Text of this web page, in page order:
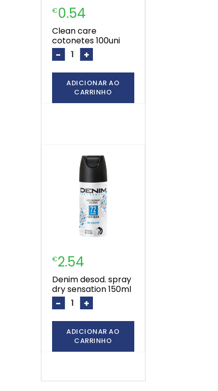
€0.54
clean care
cotonetes 100uni
- +
ADICIONAR AO
CARRINHO
€2.54
denim desod. spray
dry sensation 150ml
- +
ADICIONAR AO
CARRINHO